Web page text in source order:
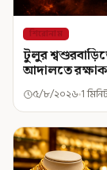
শিরোনাম
টুলুর
আদালতে
৫/৮/২০২৬ 1